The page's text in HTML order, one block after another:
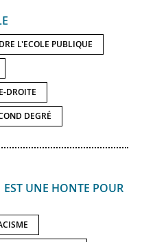
L'ECOLE PUBLIQUE
DROITE
DEGRÉ
UNE HONTE POUR